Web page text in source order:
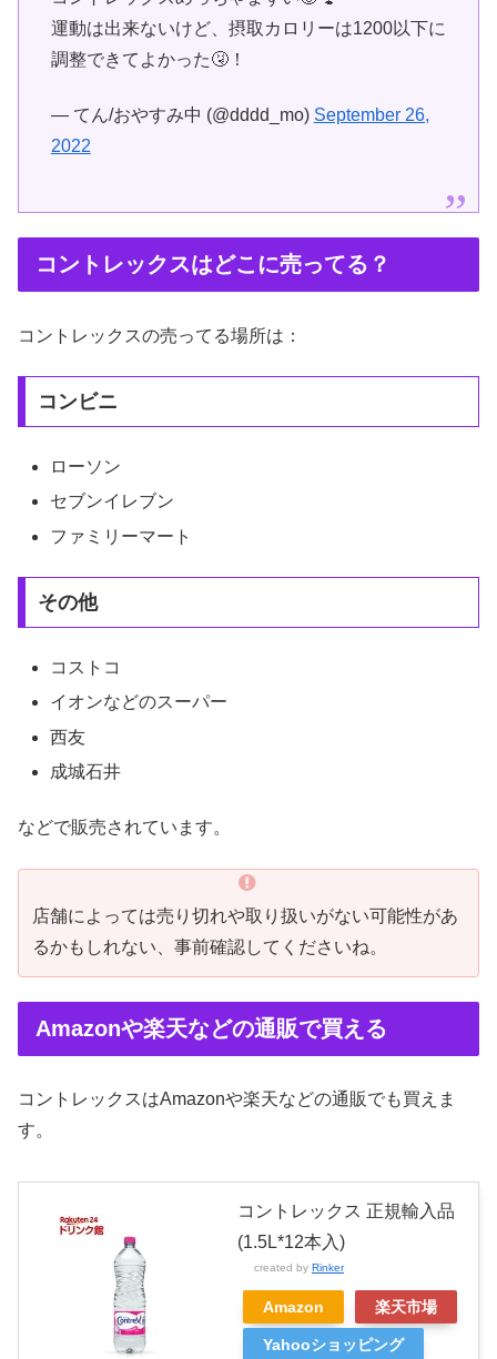
運動は出来ないけど、摂取カロリーは1200以下に
調整できてよかった🤧！
— てん/おやすみ中 (@dddd_mo) September 26,
2022
コントレックスはどこに売ってる？
コントレックスの売ってる場所は：
コンビニ
ローソン
セブンイレブン
ファミリーマート
その他
コストコ
イオンなどのスーパー
西友
成城石井
などで販売されています。
店舗によっては売り切れや取り扱いがない可能性があ
るかもしれない、事前確認してくださいね。
Amazonや楽天などの通販で買える
コントレックスはAmazonや楽天などの通販でも買えま
す。
コントレックス 正規輸入品
(1.5L*12本入)
created by Rinker
Amazon 楽天市場
Yahooショッピング